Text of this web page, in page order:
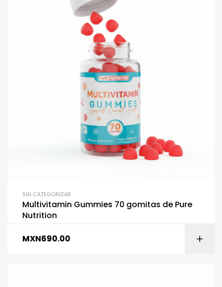
SIN CATEGORIZAR
Multivitamin Gummies 70 gomitas de Pure
Nutrition
MXN690.00